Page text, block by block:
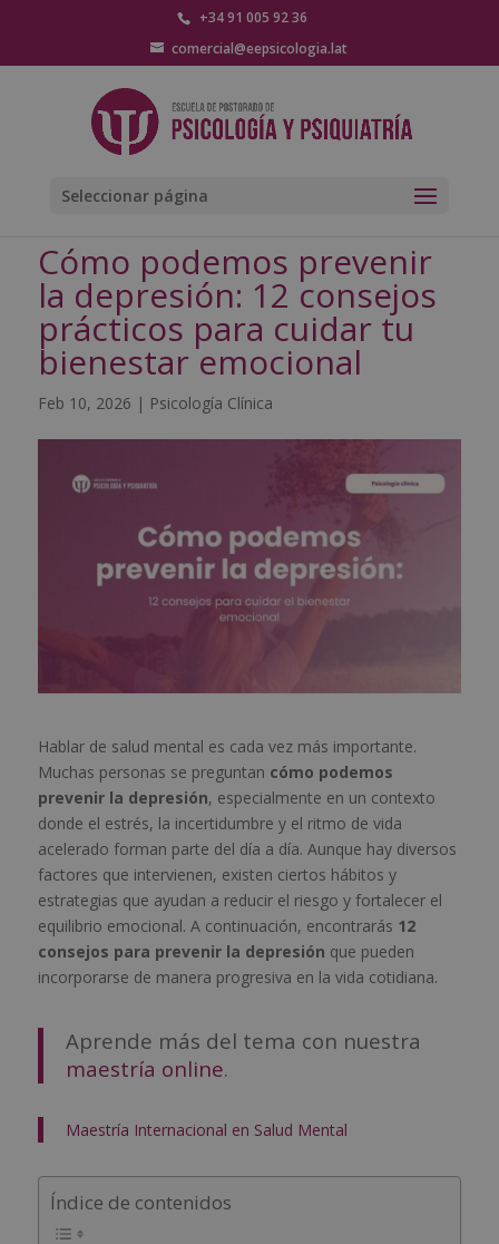
+34 91 005 92 36
comercial@eepsicologia.lat
Seleccionar página
Cómo podemos prevenir
la depresión: 12 consejos
prácticos para cuidar tu
bienestar emocional
Feb 10, 2026 | Psicología Clínica
Hablar de salud mental es cada vez más importante.
Muchas personas se preguntan cómo podemos
prevenir la depresión, especialmente en un contexto
donde el estrés, la incertidumbre y el ritmo de vida
acelerado forman parte del día a día. Aunque hay diversos
factores que intervienen, existen ciertos hábitos y
estrategias que ayudan a reducir el riesgo y fortalecer el
equilibrio emocional. A continuación, encontrarás 12
consejos para prevenir la depresión que pueden
incorporarse de manera progresiva en la vida cotidiana.
Aprende más del tema con nuestra
maestría online.
Maestría Internacional en Salud Mental
Índice de contenidos